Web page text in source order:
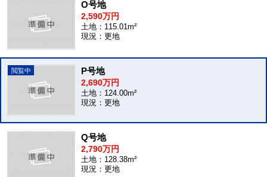
O号地
2,590万円
土地：115.01m²
現況：更地
P号地
2,690万円
土地：124.00m²
現況：更地
Q号地
2,790万円
土地：128.38m²
現況：更地